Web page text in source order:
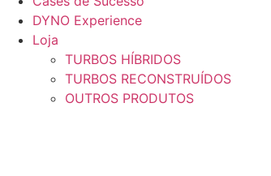
DYNO Experience
Loja
TURBOS HÍBRIDOS
TURBOS RECONSTRUÍDOS
OUTROS PRODUTOS